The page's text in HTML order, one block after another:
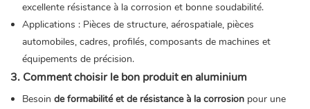
excellente résistance à la corrosion et bonne soudabilité.
Applications : Pièces de structure, aérospatiale, pièces
automobiles, cadres, profilés, composants de machines et
équipements de précision.
3. Comment choisir le bon produit en aluminium
Besoin de formabilité et de résistance à la corrosionpour une